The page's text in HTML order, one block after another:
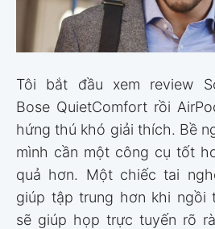
Tôi bắt đầu xem review
Bose QuietComfort rồi
hứng thú khó giải thích. Bề
mình cần một công cụ tốt
quả hơn. Một chiếc tai
giúp tập trung hơn khi ngồi
sẽ giúp họp trực tuyến rõ